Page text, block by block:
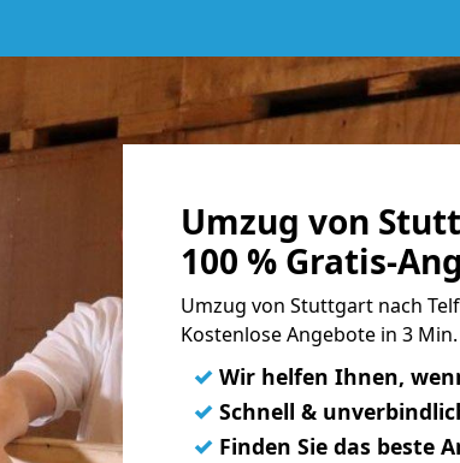
Umzug von
100 % Gratis-
Umzug von Stuttgart nach
Kostenlose Angebote in 3
✓ Wir helfen Ihnen,
✓ Schnell &
✓ Finden Sie das beste